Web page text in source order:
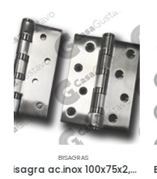
BISAGRAS